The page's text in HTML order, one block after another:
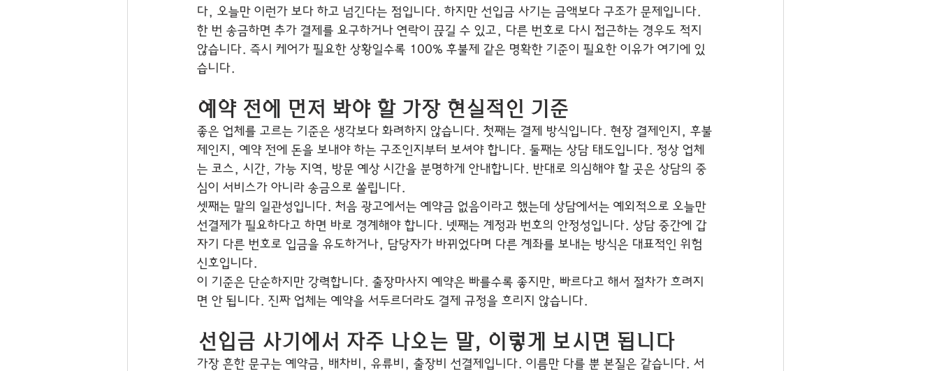
다, 오늘만 이런가 보다 하고 넘긴다는 점입니다. 하지만 선입금 사기는 금액보다 구조가 문제입니다.
한 번 송금하면 추가 결제를 요구하거나 연락이 끊길 수 있고, 다른 번호로 다시 접근하는 경우도 적지
않습니다. 즉시 케어가 필요한 상황일수록 100% 후불제 같은 명확한 기준이 필요한 이유가 여기에 있
습니다.
예약 전에 먼저 봐야 할 가장 현실적인 기준
좋은 업체를 고르는 기준은 생각보다 화려하지 않습니다. 첫째는 결제 방식입니다. 현장 결제인지, 후불
제인지, 예약 전에 돈을 보내야 하는 구조인지부터 보셔야 합니다. 둘째는 상담 태도입니다. 정상 업체
는 코스, 시간, 가능 지역, 방문 예상 시간을 분명하게 안내합니다. 반대로 의심해야 할 곳은 상담의 중
심이 서비스가 아니라 송금으로 쏠립니다.
셋째는 말의 일관성입니다. 처음 광고에서는 예약금 없음이라고 했는데 상담에서는 예외적으로 오늘만
선결제가 필요하다고 하면 바로 경계해야 합니다. 넷째는 계정과 번호의 안정성입니다. 상담 중간에 갑
자기 다른 번호로 입금을 유도하거나, 담당자가 바뀌었다며 다른 계좌를 보내는 방식은 대표적인 위험
신호입니다.
이 기준은 단순하지만 강력합니다. 출장마사지 예약은 빠를수록 좋지만, 빠르다고 해서 절차가 흐려지
면 안 됩니다. 진짜 업체는 예약을 서두르더라도 결제 규정을 흐리지 않습니다.
선입금 사기에서 자주 나오는 말, 이렇게 보시면 됩니다
가장 흔한 문구는 예약금, 배차비, 유류비, 출장비 선결제입니다. 이름만 다를 뿐 본질은 같습니다. 서